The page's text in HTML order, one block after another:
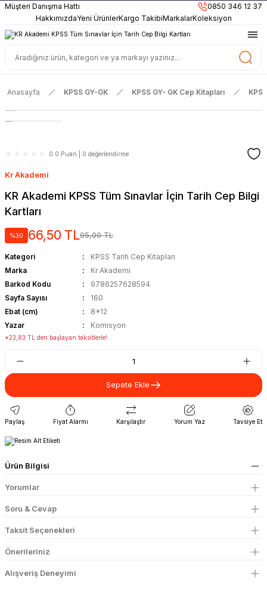
899TLve Üzeri Alışverişlerinizde
KARGO BEDAVA
Güncel ve Sınav Odaklı Kaynaklar
HakkımızdaYeni ÜrünlerKargo TakibiMarkalarKoleksiyon
Müşteri Danışma Hattı 0850 346 12 37
Anasayfa KPSS GY-GK KPSS GY- GK Cep Kitapları
0.0 Puan | 0 değerlendirme
Kr Akademi
KR Akademi KPSS Tüm Sınavlar İçin Tarih Cep Bilgi
Kartları
%30 66,50 TL95,00 TL
Kategori
KPSS Tarih Cep Kitapları
Marka
Kr Akademi
Barkod Kodu
9786257628594
Sayfa Sayısı
160
Ebat (cm)
8*12
Yazar
Komisyon
*23,83 TL den başlayan taksitlerle!
Sepete Ekle
Paylaş Fiyat Alarmı Karşılaştır Yorum Yaz Tavsiye Et
Ürün Bilgisi
Yorumlar
Soru & Cevap
Taksit Seçenekleri
Önerileriniz
Alışveriş Deneyimi